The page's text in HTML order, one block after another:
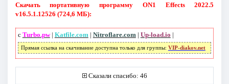
Скачать портативную программу ON1 Effects 2022.5
v16.5.1.12526 (724,6 МБ):
с Turbo.pw| Katfile.com | Nitroflare.com | Up-load.io |
Прямая ссылка на скачивание доступна только для группы: VIP-diakov.net
Сказали спасибо: 46